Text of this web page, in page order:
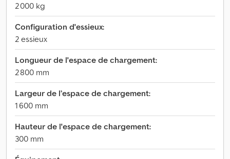
2 000 kg
Configuration d'essieux:
2 essieux
Longueur de l'espace de chargement:
2 800 mm
Largeur de l’espace de chargement:
1 600 mm
Hauteur de l'espace de chargement:
300 mm